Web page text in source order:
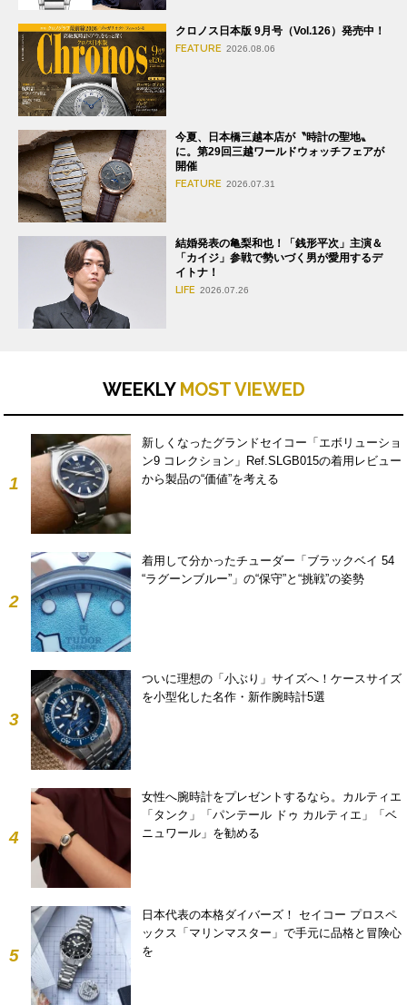
クロノス日本版 9月号（Vol.126）発売中！
FEATURE 2026.08.06
今夏、日本橋三越本店が〝時計の聖地〟
に。第29回三越ワールドウォッチフェアが
開催
FEATURE 2026.07.31
結婚発表の亀梨和也！「銭形平次」主演＆
「カイジ」参戦で勢いづく男が愛用するデ
イトナ！
LIFE 2026.07.26
WEEKLY MOST VIEWED
1
新しくなったグランドセイコー「エボリューショ
ン9 コレクション」Ref.SLGB015の着用レビュー
から製品の“価値”を考える
2
着用して分かったチューダー「ブラックベイ 54
“ラグーンブルー”」の“保守”と“挑戦”の姿勢
3
ついに理想の「小ぶり」サイズへ！ケースサイズ
を小型化した名作・新作腕時計5選
4
女性へ腕時計をプレゼントするなら。カルティエ
「タンク」「パンテール ドゥ カルティエ」「ベ
ニュワール」を勧める
5
日本代表の本格ダイバーズ！ セイコー プロスペ
ックス「マリンマスター」で手元に品格と冒険心
を